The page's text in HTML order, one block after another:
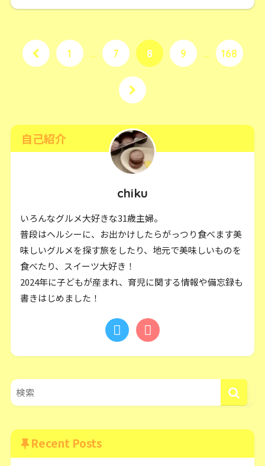
1 … 7 8 9 … 168
自己紹介
chiku
いろんなグルメ大好きな31歳主婦。
普段はヘルシーに、お出かけしたらがっつり食べます美
味しいグルメを探す旅をしたり、地元で美味しいものを
食べたり、スイーツ大好き！
2024年に子どもが産まれ、育児に関する情報や備忘録も
書きはじめました！
Recent Posts